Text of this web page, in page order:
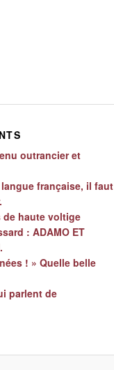
outrancier et
française, il faut
de haute voltige
: ADAMO ET
! » Quelle belle
parlent de